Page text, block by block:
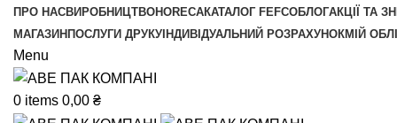
ПРО НАСВИРОБНИЦТВОHORECAКАТАЛОГ FEFCOБЛОГАКЦІЇ ТА
МАГАЗИН ПОСЛУГИ ДРУКУ ІНДИВІДУАЛЬНИЙ РОЗРАХУНОКМІЙ
Menu
0 items 0,00 ₴